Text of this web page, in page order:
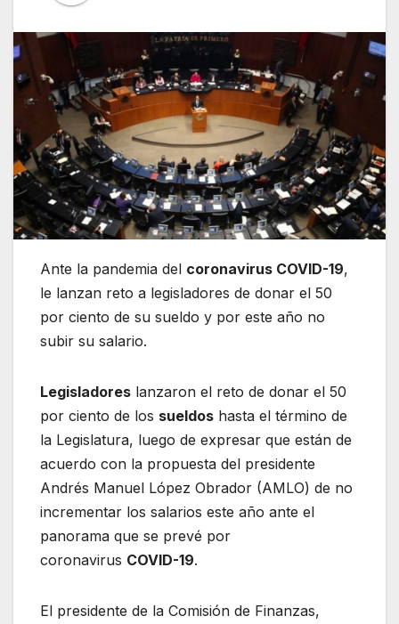
Ante la pandemia del coronavirus COVID-19,
le lanzan reto a legisladores de donar el 50
por ciento de su sueldo y por este año no
subir su salario.
Legisladores lanzaron el reto de donar el 50
por ciento de los sueldos hasta el término de
la Legislatura, luego de expresar que están de
acuerdo con la propuesta del presidente
Andrés Manuel López Obrador (AMLO) de no
incrementar los salarios este año ante el
panorama que se prevé por
coronavirus COVID-19.
El presidente de la Comisión de Finanzas,